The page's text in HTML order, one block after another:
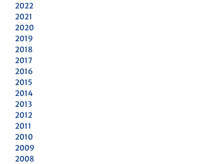
2022
2021
2020
2019
2018
2017
2016
2015
2014
2013
2012
2011
2010
2009
2008